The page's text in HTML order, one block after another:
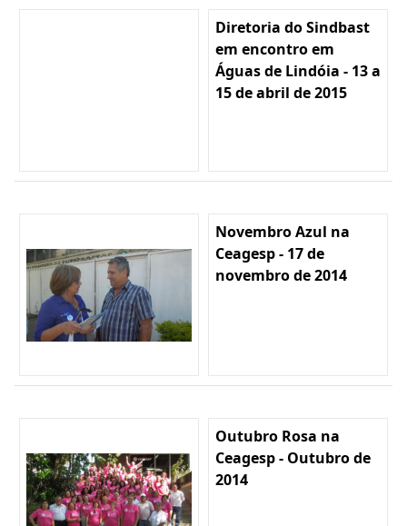
Diretoria do Sindbast
em encontro em
Águas de Lindóia - 13 a
15 de abril de 2015
Novembro Azul na
Ceagesp - 17 de
novembro de 2014
Outubro Rosa na
Ceagesp - Outubro de
2014